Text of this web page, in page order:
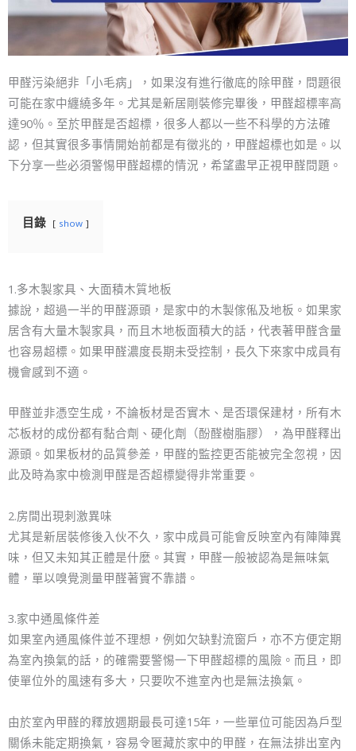
甲醛污染絕非「小毛病」，如果沒有進行徹底的除甲醛，問題很
可能在家中纏繞多年。尤其是新居剛裝修完畢後，甲醛超標率高
達90％。至於甲醛是否超標，很多人都以一些不科學的方法確
認，但其實很多事情開始前都是有徵兆的，甲醛超標也如是。以
下分享一些必須警惕甲醛超標的情況，希望盡早正視甲醛問題。
目錄 show
1.多木製家具、大面積木質地板
據說，超過一半的甲醛源頭，是家中的木製傢俬及地板。如果家
居含有大量木製家具，而且木地板面積大的話，代表著甲醛含量
也容易超標。如果甲醛濃度長期未受控制，長久下來家中成員有
機會感到不適。
甲醛並非憑空生成，不論板材是否實木、是否環保建材，所有木
芯板材的成份都有黏合劑、硬化劑（酚醛樹脂膠），為甲醛釋出
源頭。如果板材的品質參差，甲醛的監控更否能被完全忽視，因
此及時為家中檢測甲醛是否超標變得非常重要。
2.房間出現刺激異味
尤其是新居裝修後入伙不久，家中成員可能會反映室內有陣陣異
味，但又未知其正體是什麼。其實，甲醛一般被認為是無味氣
體，單以嗅覺測量甲醛著實不靠譜。
3.家中通風條件差
如果室內通風條件並不理想，例如欠缺對流窗戶，亦不方便定期
為室內換氣的話，的確需要警惕一下甲醛超標的風險。而且，即
使單位外的風速有多大，只要吹不進室內也是無法換氣。
由於室內甲醛的釋放週期最長可達15年，一些單位可能因為戶型
關係未能定期換氣，容易令匿藏於家中的甲醛，在無法排出室內